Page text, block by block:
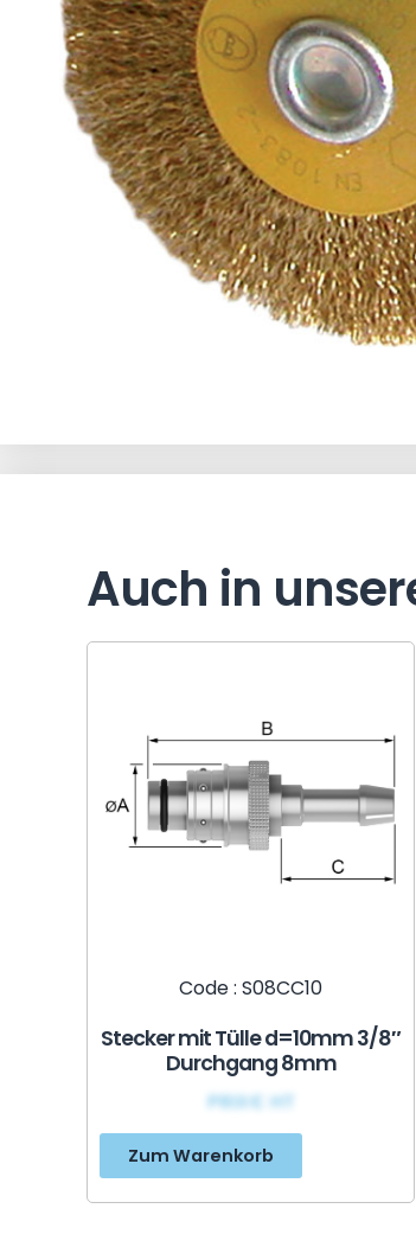
Auch in
Code : S08CC10
Stecker mit Tülle d=10mm 3/8″
Durchgang 8mm
PRIX€ HT
Zum Warenkorb